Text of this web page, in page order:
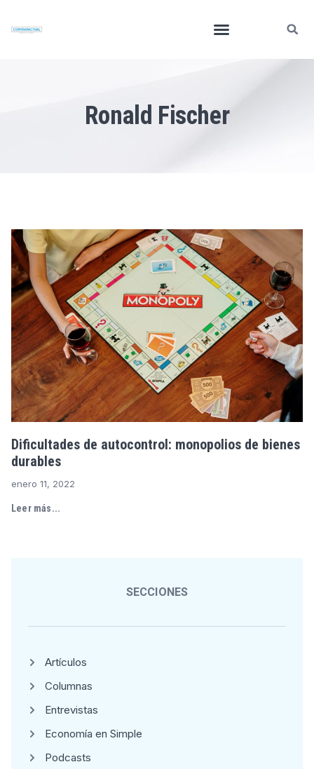
Ronald Fischer
Dificultades de autocontrol: monopolios de bienes
durables
enero 11, 2022
Leer más...
SECCIONES
Artículos
Columnas
Entrevistas
Economía en Simple
Podcasts